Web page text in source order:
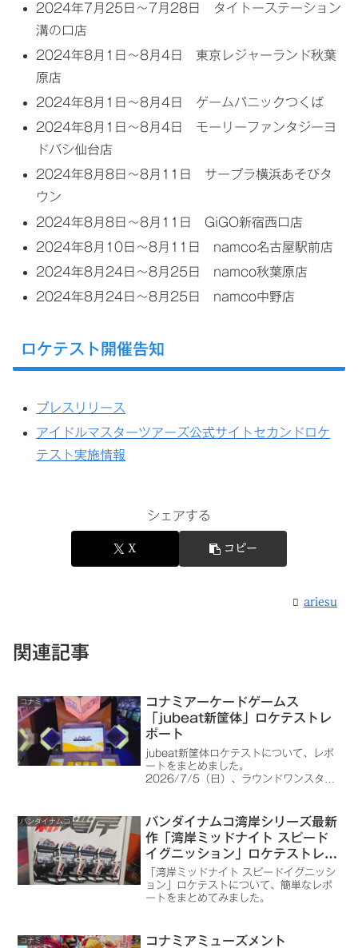
2024年7月25日～7月28日 タイトーステーション
溝の口店
2024年8月1日～8月4日 東京レジャーランド秋葉
原店
2024年8月1日～8月4日 ゲームパニックつくば
2024年8月1日～8月4日 モーリーファンタジーヨ
ドバシ仙台店
2024年8月8日～8月11日 サープラ横浜あそびタ
ウン
2024年8月8日～8月11日 GiGO新宿西口店
2024年8月10日～8月11日 namco名古屋駅前店
2024年8月24日～8月25日 namco秋葉原店
2024年8月24日～8月25日 namco中野店
ロケテスト開催告知
プレスリリース
アイドルマスターツアーズ公式サイトセカンドロケ
テスト実施情報
シェアする
X コピー
ariesu
関連記事
コナミ
コナミアーケードゲームス
「jubeat新筐体」ロケテストレ
ポート
jubeat新筐体ロケテストについて、レポ
ートをまとめました。
2026/7/5（日）、ラウンドワンスタジ
バンダイナムコ
バンダイナムコ湾岸シリーズ最新
作「湾岸ミッドナイト スピード
イグニッション」ロケテストレポ
ート（Ver.B等追記）
「湾岸ミッドナイト スピードイグニッシ
ョン」ロケテストについて、簡単なレポ
ートをまとめてみました。
コナミ
コナミアミューズメント